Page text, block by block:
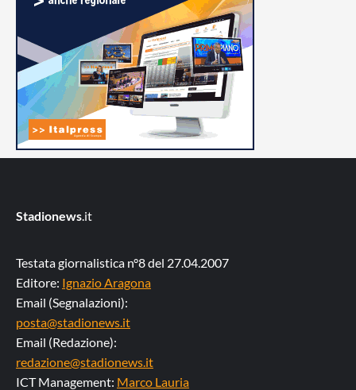
Stadionews.it
Testata giornalistica n°8 del 27.04.2007
Editore: Ignazio Aragona
Email (Segnalazioni):
posta@stadionews.it
Email (Redazione):
redazione@stadionews.it
ICT Management: Marco Lauria